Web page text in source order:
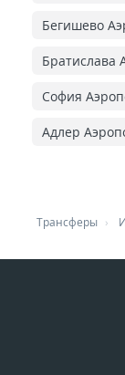
Бегишево
Братислава
София
Адлер
Трансферы